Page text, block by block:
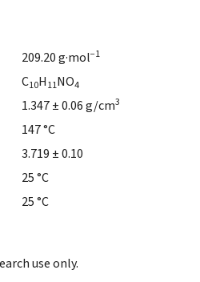
209.20 g·mol−1
C10H11NO4
1.347 ± 0.06 g/cm3
147 °C
3.719 ± 0.10
25 °C
25 °C
use only.